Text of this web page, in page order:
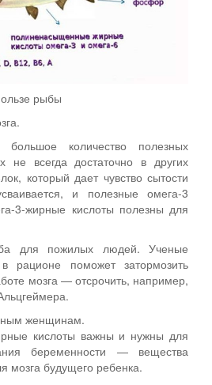
рыбы
количество полезных
не всегда достаточно в других
который дает чувство сытости
и полезные омега-3
3-жирные кислоты полезны для
для пожилых людей. Ученые
рационе поможет затормозить
мозга — отсрочить, например,
женщинам.
кислоты важны и нужны для
беременности — вещества
мозга будущего ребенка.